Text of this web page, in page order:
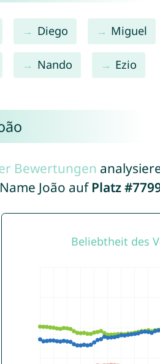
Diego Miguel
Nando Ezio
Bewertungen
João auf Platz